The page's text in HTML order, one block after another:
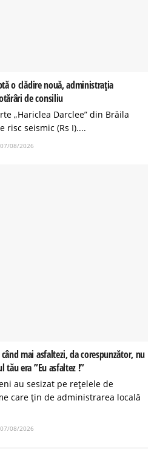
o clădire nouă, administrația
de consiliu
„Hariclea Darclee” din Brăila
risc seismic (Rs I)....
07/08/2026
mai asfaltezi, da corespunzător, nu
tău era ”Eu asfaltez !”
au sesizat pe rețelele de
care țin de administrarea locală
07/08/2026